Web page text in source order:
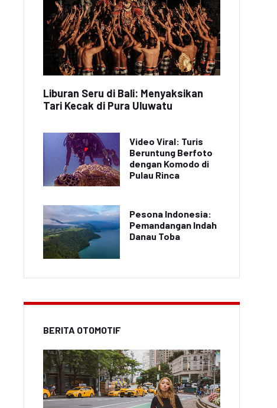
Liburan Seru di Bali: Menyaksikan
Tari Kecak di Pura Uluwatu
Video Viral: Turis
Beruntung Berfoto
dengan Komodo di
Pulau Rinca
Pesona Indonesia:
Pemandangan Indah
Danau Toba
BERITA OTOMOTIF